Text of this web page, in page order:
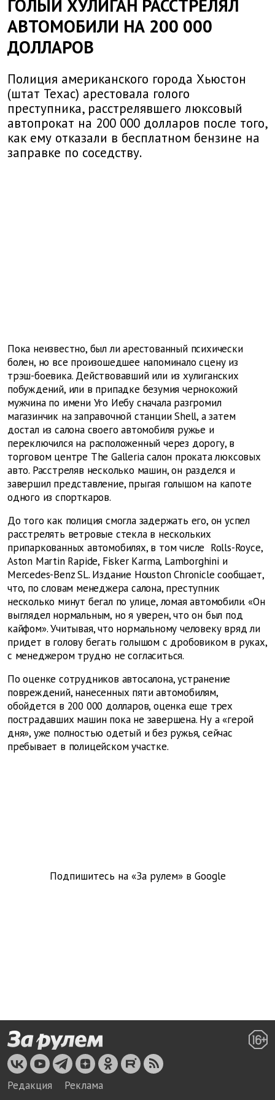
ГОЛЫЙ ХУЛИГАН РАССТРЕЛЯЛ
АВТОМОБИЛИ НА 200 000
ДОЛЛАРОВ
Полиция американского города Хьюстон
(штат Техас) арестовала голого
преступника, расстрелявшего люксовый
автопрокат на 200 000 долларов после того,
как ему отказали в бесплатном бензине на
заправке по соседству.
Пока неизвестно, был ли арестованный психически
болен, но все произошедшее напоминало сцену из
трэш-боевика. Действовавший или из хулиганских
побуждений, или в припадке безумия чернокожий
мужчина по имени Уго Иебу сначала разгромил
магазинчик на заправочной станции Shell, а затем
достал из салона своего автомобиля ружье и
переключился на расположенный через дорогу, в
торговом центре The Galleria салон проката люксовых
авто. Расстреляв несколько машин, он разделся и
завершил представление, прыгая голышом на капоте
одного из спорткаров.
До того как полиция смогла задержать его, он успел
расстрелять ветровые стекла в нескольких
припаркованных автомобилях, в том числе Rolls-Royce,
Aston Martin Rapide, Fisker Karma, Lamborghini и
Mercedes-Benz SL. Издание Houston Chronicle сообщает,
что, по словам менеджера салона, преступник
несколько минут бегал по улице, ломая автомобили. «Он
выглядел нормальным, но я уверен, что он был под
кайфом». Учитывая, что нормальному человеку вряд ли
придет в голову бегать голышом с дробовиком в руках,
c менеджером трудно не согласиться.
По оценке сотрудников автосалона, устранение
повреждений, нанесенных пяти автомобилям,
обойдется в 200 000 долларов, оценка еще трех
пострадавших машин пока не завершена. Ну а «герой
дня», уже полностью одетый и без ружья, сейчас
пребывает в полицейском участке.
Подпишитесь на «За рулем» в Google
Редакция Реклама